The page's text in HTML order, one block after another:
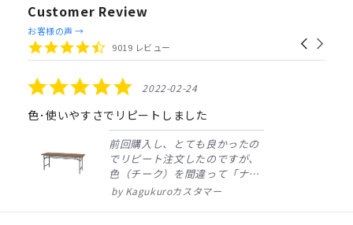
Customer Review
Reviews
carousel
Carousel
arrows
4.4
star
9019 レビュー
お客様の声 →
5.0
star
rating
2022-02-24
色･使いやすさでリピートしました
前回購入し、とても良かったの
でリピート注文したのですが、
色（チーク）を間違って「ナチ
ュラル」としてしまいました。
Kagukuroカスタマー